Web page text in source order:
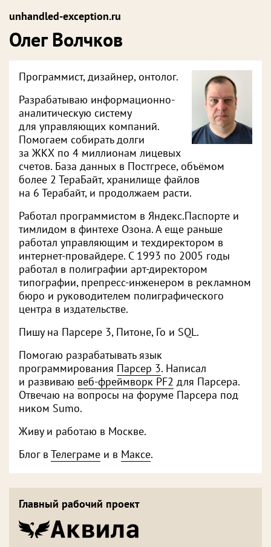
unhandled-exception.ru
Олег Волчков
Программист, дизайнер, онтолог.
Разрабатываю информационно-
аналитическую систему
для управляющих компаний.
Помогаем собирать долги
за ЖКХ по 4 миллионам лицевых
счетов. База данных в Постгресе, объёмом
более 2 ТераБайт, хранилище файлов
на 6 Терабайт, и продолжаем расти.
Работал программистом в Яндекс.Паспорте и
тимлидом в финтехе Озона. А еще раньше
работал управляющим и техдиректором в
интернет-провайдере. С 1993 по 2005 годы
работал в полиграфии арт-директором
типографии, препресс-инженером в рекламном
бюро и руководителем полиграфического
центра в издательстве.
Пишу на Парсере 3, Питоне, Го и SQL.
Помогаю разрабатывать язык
программирования Парсер 3. Написал
и развиваю веб-фреймворк PF2 для Парсера.
Отвечаю на вопросы на форуме Парсера под
ником Sumo.
Живу и работаю в Москве.
Блог в Телеграме и в Максе.
Главный рабочий проект